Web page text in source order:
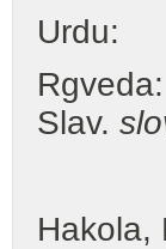
Slav.
Hakola,